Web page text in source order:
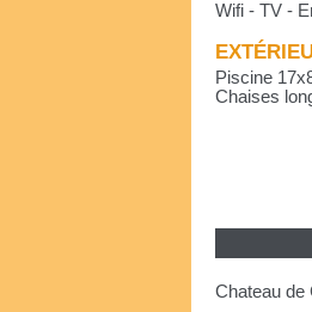
Wifi - TV -
Piscine
Chaises
Chateau de